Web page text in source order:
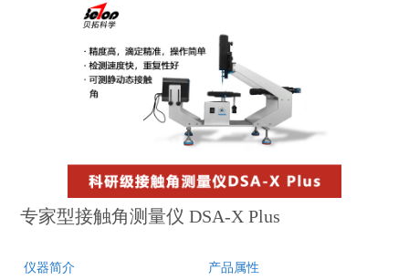
型接触角测量仪ALPHA设计符
合人体工程学，提供人性化的
自动化进样调节、样品台调
节、光学系统调节等，使测试
变得精确而快速高效。
专家型接触角测量仪 DSA-X Plus
仪器简介
产品属性